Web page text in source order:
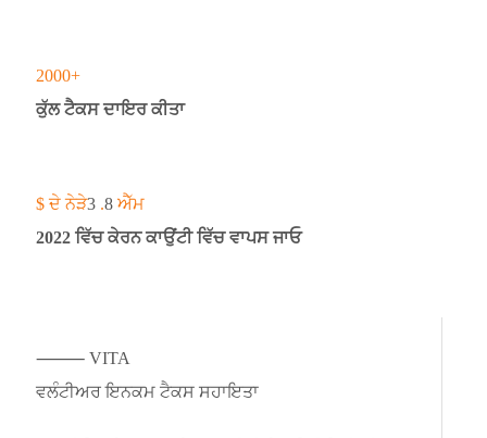
2000+
ਕੁੱਲ ਟੈਕਸ ਦਾਇਰ ਕੀਤਾ
$ ਦੇ ਨੇੜੇ3 .8 ਐੱਮ
2022 ਵਿੱਚ ਕੇਰਨ ਕਾਉਂਟੀ ਵਿੱਚ ਵਾਪਸ ਜਾਓ
⸻ VITA
ਵਲੰਟੀਅਰ ਇਨਕਮ ਟੈਕਸ ਸਹਾਇਤਾ